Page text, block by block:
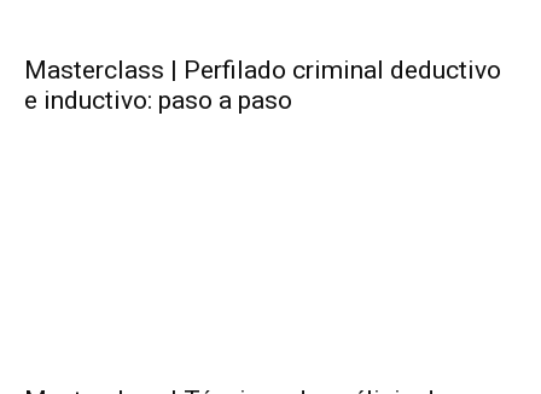
Masterclass | Perfilado criminal deductivo
e inductivo: paso a paso